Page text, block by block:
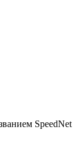
SpeedNet